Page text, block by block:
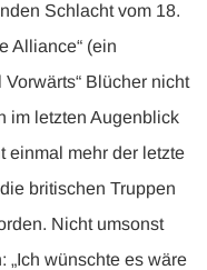
Schlacht vom 18.
Alliance“ (ein
Blücher nicht
im letzten Augenblick
einmal mehr der letzte
britischen Truppen
Nicht umsonst
„Ich wünschte es wäre